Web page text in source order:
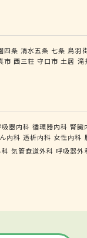
四条 清水五条 七条 鳥羽
市 西三荘 守口市 土居 滝
吸器内科 循環器内科 腎臓
内科 透析内科 女性内科
科 気管食道外科 呼吸器外